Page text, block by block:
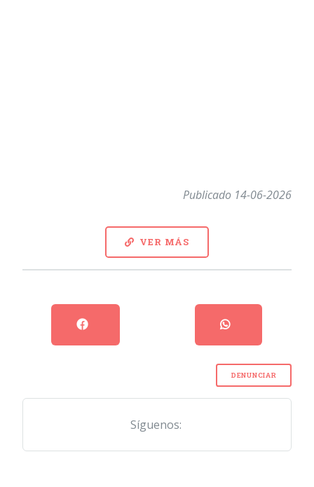
Publicado 14-06-2026
VER MÁS
DENUNCIAR
Síguenos: